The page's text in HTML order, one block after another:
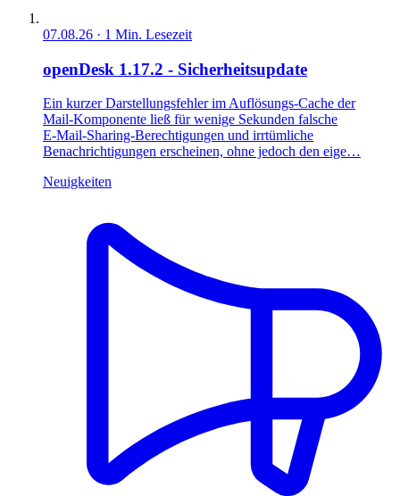
07.08.26 · 1 Min. Lesezeit
openDesk 1.17.2 - Sicherheitsupdate
Ein kurzer Darstellungsfehler im Auflösungs‑Cache der
Mail‑Komponente ließ für wenige Sekunden falsche
E‑Mail‑Sharing‑Berechtigungen und irrtümliche
Benachrichtigungen erscheinen, ohne jedoch den eige…
Neuigkeiten